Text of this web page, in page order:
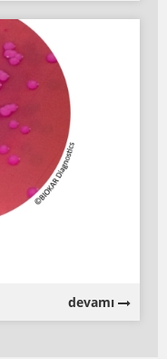
devamı